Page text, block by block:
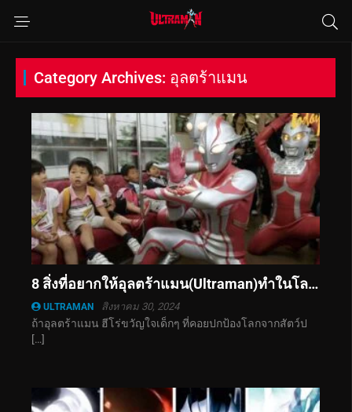
Category Archives: อุลตร้าแมน
8 สิ่งที่อยากให้อุลตร้าแมน(Ultraman)ทำในโลกมนุษย์ ดูสิว่าจะป่วนขนาดไหน
ULTRAMAN สิงหาคม 30, 2024
ถ้าอุลตร้าแมน ฮีโร่ขวัญใจเด็กๆ ที่คอยปกป้องโลกจากสัตว์ป
[…]